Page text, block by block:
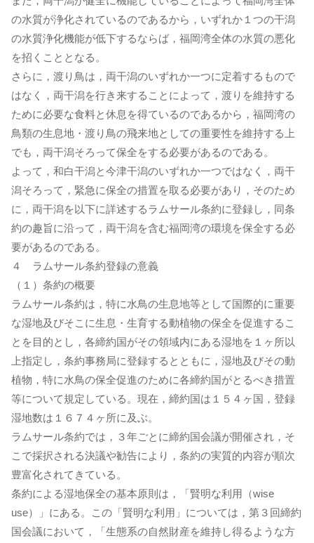
の水質が浄化されているのであるから，いずれか１つの干潟
の水質浄化機能が低下するならば，福岡湾全体の水質の悪化
を招くこととなる。
さらに，渡り鳥は，両干潟のいずれか一つに定着するもので
はなく，両干潟を行き来することによって，渡りを維持する
ために必要な食料と休息を得ているのであるから，福岡湾の
鳥類の生息地・渡り鳥の飛来地としての重要性を維持する上
でも，両干潟そろって保全をする必要があるのである。
よって，和白干潟と今津干潟のいずれか一つではなく，両干
潟そろって，緊急に保全の措置を取る必要があり，そのため
に，両干潟を以下に詳述するラムサール条約に登録し，同条
約の趣旨に沿って，両干潟を含む福岡湾の環境を保全する必
要があるのである。
４ ラムサール条約登録の意義
（１）条約の概要
ラムサール条約は，特に水鳥の生息地等として国際的に重要
な湿地及びそこに生息・生育する動植物の保全を促進するこ
とを目的とし，各締約国がその領域内にある湿地を１ヶ所以
上指定し，条約事務局に登録するとともに，湿地及びその動
植物，特に水鳥の保全促進のために各締約国がとるべき措置
等について規定している。現在，締約国は１５４ヶ国，登録
湿地数は１６７４ヶ所に及ぶ。
ラムサール条約では，３年ごとに締約国会議が開催され，そ
こで採択される決議や勧告により，条約の実質的内容が順次
豊富化されてきている。
条約による湿地保全の基本原則は，「賢明な利用（wise
use）」にある。この「賢明な利用」については，第３回締約
国会議において，「生態系の自然財産を維持し得るような方